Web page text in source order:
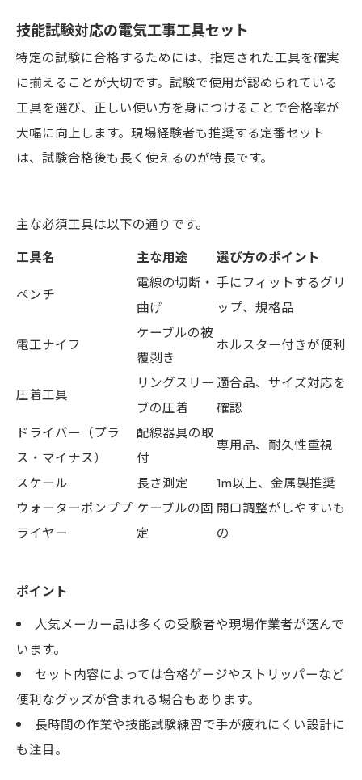
技能試験対応の電気工事工具セット
特定の試験に合格するためには、指定された工具を確実
に揃えることが大切です。試験で使用が認められている
工具を選び、正しい使い方を身につけることで合格率が
大幅に向上します。現場経験者も推奨する定番セット
は、試験合格後も長く使えるのが特長です。
主な必須工具は以下の通りです。
工具名
主な用途
選び方のポイント
ペンチ
電線の切断・
曲げ
手にフィットするグリ
ップ、規格品
電工ナイフ
ケーブルの被
覆剥き
ホルスター付きが便利
圧着工具
リングスリー
ブの圧着
適合品、サイズ対応を
確認
ドライバー（プラ
ス・マイナス）
配線器具の取
付
専用品、耐久性重視
スケール
長さ測定
1m以上、金属製推奨
ウォーターポンププ
ライヤー
ケーブルの固
定
開口調整がしやすいも
の
ポイント
人気メーカー品は多くの受験者や現場作業者が選んで
います。
セット内容によっては合格ゲージやストリッパーなど
便利なグッズが含まれる場合もあります。
長時間の作業や技能試験練習で手が疲れにくい設計に
も注目。